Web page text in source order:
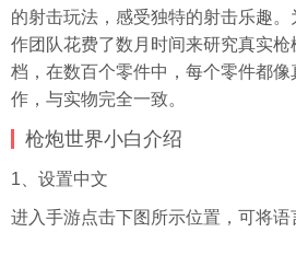
的射击玩法，感受独特的射击乐趣。
作团队花费了数月时间来研究真实
档，在数百个零件中，每个零件都像
作，与实物完全一致。
枪炮世界小白介绍
1、设置中文
进入手游点击下图所示位置，可将语